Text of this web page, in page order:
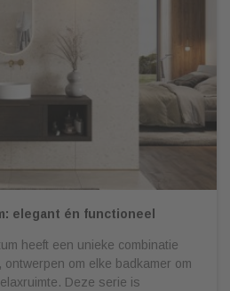
elegant én functioneel
heeft een unieke combinatie
om elke badkamer om
Deze serie is